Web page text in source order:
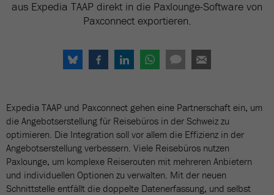
aus Expedia TAAP direkt in die Paxlounge-Software von
Paxconnect exportieren.
Expedia TAAP und Paxconnect gehen eine Partnerschaft ein, um
die Angebotserstellung für Reisebüros in der Schweiz zu
optimieren. Die Integration soll vor allem die Effizienz in der
Angebotserstellung verbessern. Viele Reisebüros nutzen
Paxlounge, um komplexe Reiserouten mit mehreren Anbietern
und individuellen Optionen zu verwalten. Mit der neuen
Schnittstelle entfällt die doppelte Datenerfassung, und selbst